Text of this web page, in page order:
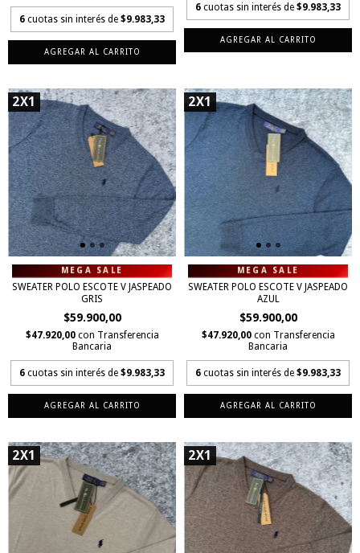
6 cuotas sin interés de $9.983,33
AGREGAR AL CARRITO
6 cuotas sin interés de $9.983,33
AGREGAR AL CARRITO
2X1
SWEATER POLO ESCOTE V JASPEADO
GRIS
$59.900,00
$47.920,00 con Transferencia
Bancaria
6 cuotas sin interés de $9.983,33
AGREGAR AL CARRITO
2X1
SWEATER POLO ESCOTE V JASPEADO
AZUL
$59.900,00
$47.920,00 con Transferencia
Bancaria
6 cuotas sin interés de $9.983,33
AGREGAR AL CARRITO
2X1 2X1